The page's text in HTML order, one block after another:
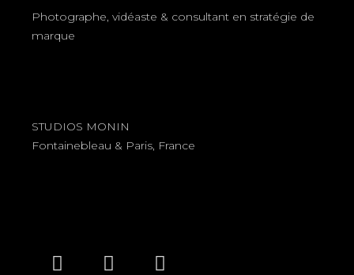
Photographe, vidéaste & consultant en stratégie de
marque
STUDIOS MONIN
Fontainebleau & Paris, France